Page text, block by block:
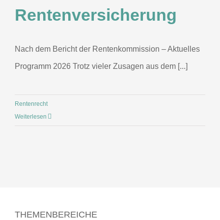
Rentenversicherung
Nach dem Bericht der Rentenkommission – Aktuelles
Programm 2026 Trotz vieler Zusagen aus dem [...]
Rentenrecht
Weiterlesen
THEMENBEREICHE